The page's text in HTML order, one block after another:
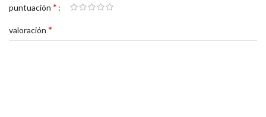
puntuación *
valoración *